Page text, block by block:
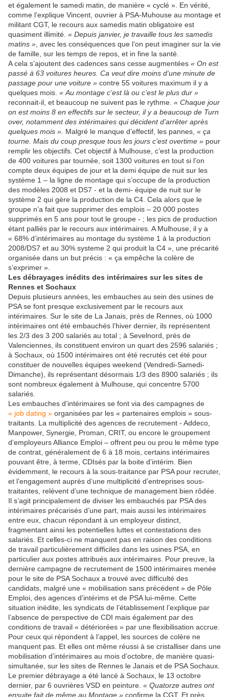
et également le samedi matin, de manière « cyclé ». En vérité,
comme l’explique Vincent, ouvrier à PSA-Muhouse au montage et
militant CGT, le recours aux samedis matin obligatoire est
quasiment illimité. « Depuis janvier, je travaille tous les samedis
matins » , avec les conséquences que l’on peut imaginer sur la vie
de famille, sur les temps de repos, et in fine la santé.
A cela s’ajoutent des cadences sans cesse augmentées « On est
passé à 63 voitures heures. Ca veut dire moins d’une minute de
passage pour une voiture » contre 55 voitures maximum il y a
quelques mois. « Au montage c’est là ou c’est le plus dur »
reconnait-il, et beaucoup ne suivent pas le rythme. « Chaque jour
on est moins 8 en effectifs sur le secteur, il y a beaucoup de Turn
over, notamment des intérimaires qui décident d’arrêter après
quelques mois » . Malgré le manque d’effectif, les pannes, « ça
tourne. Mais du coup presque tous les jours c’est overtime » pour
remplir les objectifs. Cet objectif à Mulhouse, c’est la production
de 400 voitures par tournée, soit 1300 voitures en tout si l’on
compte deux équipes de jour et la demi équipe de nuit sur les
système 1 – la ligne de montage qui s’occupe de la production
des modèles 2008 et DS7 - et la demi- équipe de nuit sur le
système 2 qui gère la production de la C4. Cela alors que le
groupe n’a fait que supprimer des emplois – 20 000 postes
supprimés en 5 ans pour tout le groupe - ; les pics de production
étant palliés par le recours aux intérimaires. A Mulhouse, il y a
« 68% d’intérimaires au montage du système 1 à la production
2008/DS7 et au 30% systeme 2 qui produit la C4 », une précarité
organisée dans un but précis : « ça empêche la colère de
s’exprimer ».
Les débrayages inédits des intérimaires sur les sites de
Rennes et Sochaux
Depuis plusieurs années, les embauches au sein des usines de
PSA se font presque exclusivement par le recours aux
intérimaires. Sur le site de La Janais, près de Rennes, où 1000
intérimaires ont été embauchés l’hiver dernier, ils représentent
les 2/3 des 3 200 salariés au total ; à Sevelnord, près de
Valenciennes, ils constituent environ un quart des 2596 salariés ;
à Sochaux, où 1500 intérimaires ont été recrutés cet été pour
constituer de nouvelles équipes weekend (Vendredi-Samedi-
Dimanche), ils représentant désormais 1/3 des 8900 salariés ; ils
sont nombreux également à Mulhouse, qui concentre 5700
salariés.
Les embauches d’intérimaires se font via des campagnes de
« job dating » organisées par les « partenaires emplois » sous-
traitants. La multiplicité des agences de recrutement - Addeco,
Manpower, Synergie, Proman, CRIT, ou encore le groupement
d’employeurs Alliance Emploi – offrent peu ou prou le même type
de contrat, généralement de 6 à 18 mois, certains intérimaires
pouvant être, à terme, CDIsés par la boite d’intérim. Bien
évidemment, le recours à la sous-traitance par PSA pour recruter,
et l’engagement auprès d’une multiplicité d’entreprises sous-
traitantes, relèvent d’une technique de management bien rôdée.
Il s’agit principalement de diviser les embauchés par PSA des
intérimaires précarisés d’une part, mais aussi les intérimaires
entre eux, chacun répondant à un employeur distinct,
fragmentant ainsi les potentielles luttes et contestations des
salariés. Et celles-ci ne manquent pas en raison des conditions
de travail particulièrement difficiles dans les usines PSA, en
particulier aux postes attribués aux intérimaires. Pour preuve, la
dernière campagne de recrutement de 1500 intérimaires menée
pour le site de PSA Sochaux a trouvé avec difficulté des
candidats, malgré une « mobilisation sans précédent » de Pôle
Emploi, des agences d’intérims et de PSA lui-même. Cette
situation inédite, les syndicats de l’établissement l’explique par
l’absence de perspective de CDI mais également par des
conditions de travail « détériorées » par une flexibilisation accrue.
Pour ceux qui répondent à l’appel, les sources de colère ne
manquent pas. Et elles ont même réussi à se cristalliser dans une
mobilisation d’intérimaires au mois d’octobre, de manière quasi-
simultanée, sur les sites de Rennes le Janais et de PSA Sochaux.
Le premier débrayage a été lancé à Sochaux, le 13 octobre
dernier, par 6 ouvrières VSD en peinture. « Quatorze autres ont
ensuite fait de même au Montage » confirme la CGT. Et près